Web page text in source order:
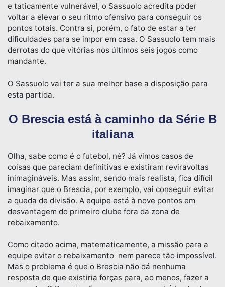
e taticamente vulnerável, o Sassuolo acredita poder
voltar a elevar o seu ritmo ofensivo para conseguir os
pontos totais. Contra si, porém, o fato de estar a ter
dificuldades para se impor em casa. O Sassuolo tem mais
derrotas do que vitórias nos últimos seis jogos como
mandante.
O Sassuolo vai ter a sua melhor base a disposição para
esta partida.
O Brescia está à caminho da Série B
italiana
Olha, sabe como é o futebol, né? Já vimos casos de
coisas que pareciam definitivas e existiram reviravoltas
inimagináveis. Mas assim, sendo mais realista, fica difícil
imaginar que o Brescia, por exemplo, vai conseguir evitar
a queda de divisão. A equipe está à nove pontos em
desvantagem do primeiro clube fora da zona de
rebaixamento.
Como citado acima, matematicamente, a missão para a
equipe evitar o rebaixamento nem parece tão impossível.
Mas o problema é que o Brescia não dá nenhuma
resposta de que existiria forças para, ao menos, fazer a